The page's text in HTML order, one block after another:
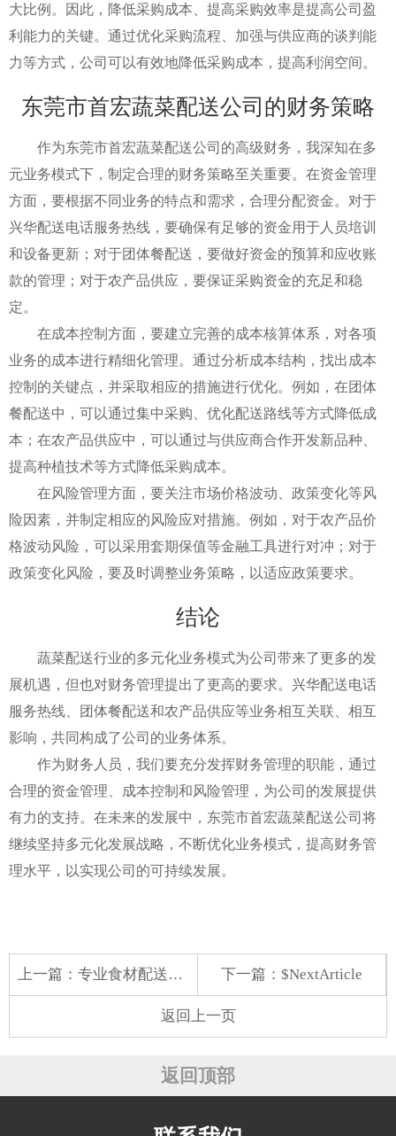
大比例。因此，降低采购成本、提高采购效率是提高公司盈
利能力的关键。通过优化采购流程、加强与供应商的谈判能
力等方式，公司可以有效地降低采购成本，提高利润空间。
东莞市首宏蔬菜配送公司的财务策略
作为东莞市首宏蔬菜配送公司的高级财务，我深知在多
元业务模式下，制定合理的财务策略至关重要。在资金管理
方面，要根据不同业务的特点和需求，合理分配资金。对于
兴华配送电话服务热线，要确保有足够的资金用于人员培训
和设备更新；对于团体餐配送，要做好资金的预算和应收账
款的管理；对于农产品供应，要保证采购资金的充足和稳
定。
在成本控制方面，要建立完善的成本核算体系，对各项
业务的成本进行精细化管理。通过分析成本结构，找出成本
控制的关键点，并采取相应的措施进行优化。例如，在团体
餐配送中，可以通过集中采购、优化配送路线等方式降低成
本；在农产品供应中，可以通过与供应商合作开发新品种、
提高种植技术等方式降低采购成本。
在风险管理方面，要关注市场价格波动、政策变化等风
险因素，并制定相应的风险应对措施。例如，对于农产品价
格波动风险，可以采用套期保值等金融工具进行对冲；对于
政策变化风险，要及时调整业务策略，以适应政策要求。
结论
蔬菜配送行业的多元化业务模式为公司带来了更多的发
展机遇，但也对财务管理提出了更高的要求。兴华配送电话
服务热线、团体餐配送和农产品供应等业务相互关联、相互
影响，共同构成了公司的业务体系。
作为财务人员，我们要充分发挥财务管理的职能，通过
合理的资金管理、成本控制和风险管理，为公司的发展提供
有力的支持。在未来的发展中，东莞市首宏蔬菜配送公司将
继续坚持多元化发展战略，不断优化业务模式，提高财务管
理水平，以实现公司的可持续发展。
上一篇： 专业食材配送，开启高效蔬菜配送新时代 下一篇：$NextArticle
返回上一页
返回顶部